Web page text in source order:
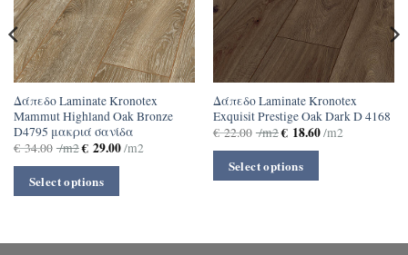
Δάπεδο Laminate Kronotex
Mammut Highland Oak Bronze
D4795 μακριά σανίδα
€34.00 /m2€29.00/m2
Select options
Δάπεδο Laminate Kronotex
Exquisit Prestige Oak Dark D 4168
€22.00 /m2€18.60/m2
Select options